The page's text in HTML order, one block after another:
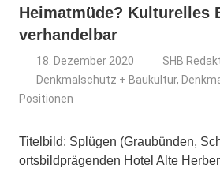
Heimatmüde? Kulturelles
verhandelbar
18. Dezember 2020
SHB
Denkmalschutz + Baukultur,
Positionen
Titelbild: Splügen (Graubünden,
ortsbildprägenden Hotel Alte